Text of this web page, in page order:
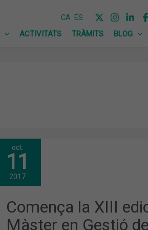
CA ES
ACTIVITATS TRÀMITS BLOG
oct.
11
2017
Comença la XIII
Màster en Gestió
COMENÇA
XIII
EDICIÓ
DEL
GESTIÓ
DE
L’OFICINA